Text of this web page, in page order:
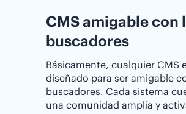
CMS amigable con
buscadores
Básicamente, cualquier CMS
diseñado para ser amigable
buscadores. Cada sistema
una comunidad amplia y